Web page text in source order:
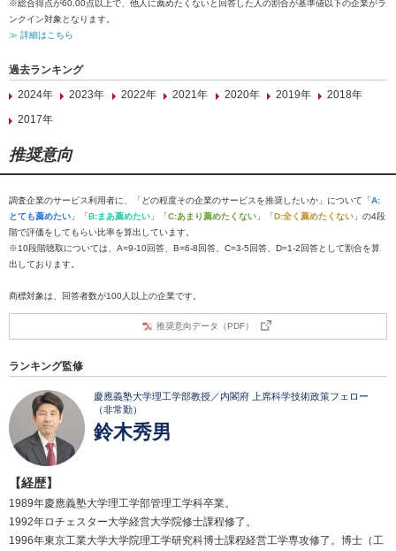
※総合得点が60.00点以上で、他人に薦めたくないと回答した人の割合が基準値以下の企業がラ
ンクイン対象となります。
≫ 詳細はこちら
過去ランキング
2024年
2023年 2022年 2021年 2020年 2019年
2018年
2017年
推奨意向
調査企業のサービス利用者に、「どの程度その企業のサービスを推奨したいか」について「A:
とても薦めたい 」「B:まあ薦めたい 」「C:あまり薦めたくない 」「D:全く薦めたくない 」の4段
階で評価をしてもらい比率を算出しています。
※10段階聴取については、A=9-10回答、B=6-8回答、C=3-5回答、D=1-2回答として割合を算
出しております。
商標対象は、回答者数が100人以上の企業です。
推奨意向データ（PDF）
ランキング監修
慶應義塾大学理工学部教授／内閣府 上席科学技術政策フェロー
（非常勤）
鈴木秀男
【経歴】
1989年慶應義塾大学理工学部管理工学科卒業。
1992年ロチェスター大学経営大学院修士課程修了。
1996年東京工業大学大学院理工学研究科博士課程経営工学専攻修了。博士（工